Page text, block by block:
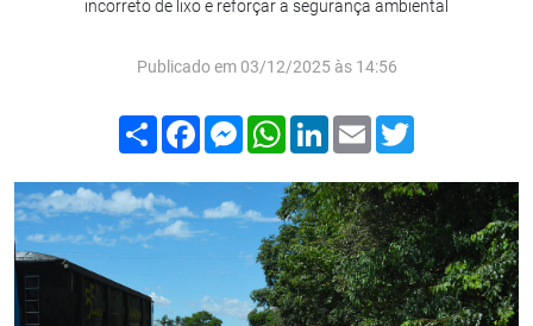
incorreto de lixo e reforçar a segurança ambiental
Publicado em 03/12/2025 às 14:56
Compartilhar
FacebookMessenger
WhatsApp
LinkedIn
Email